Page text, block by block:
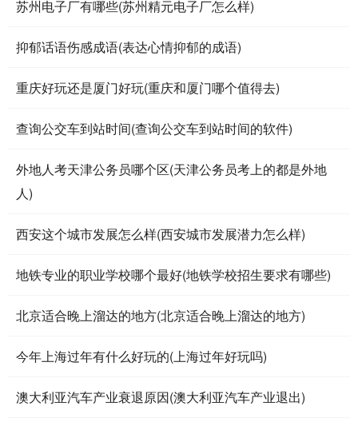
苏州电子厂有哪些(苏州精元电子厂怎么样)
抑郁话语伤感成语(表达心情抑郁的成语)
重庆好玩还是厦门好玩(重庆和厦门哪个值得去)
查询公交车到站时间(查询公交车到站时间的软件)
外地人考天津公务员哪个区(天津公务员考上的都是外地
人)
西安这个城市发展怎么样(西安城市发展潜力怎么样)
地铁专业的职业学校哪个最好(地铁学校招生要求有哪些)
北京适合晚上溜达的地方(北京适合晚上溜达的地方)
今年上海过年有什么好玩的(上海过年好玩吗)
澳大利亚汽车产业衰退原因(澳大利亚汽车产业退出)